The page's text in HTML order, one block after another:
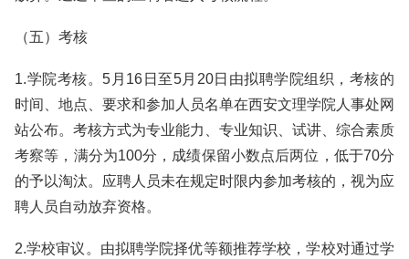
（五）考核
1.学院考核。5月16日至5月20日由拟聘学院组织，考核的
时间、地点、要求和参加人员名单在西安文理学院人事处网
站公布。考核方式为专业能力、专业知识、试讲、综合素质
考察等，满分为100分，成绩保留小数点后两位，低于70分
的予以淘汰。应聘人员未在规定时限内参加考核的，视为应
聘人员自动放弃资格。
2.学校审议。由拟聘学院择优等额推荐学校，学校对通过学